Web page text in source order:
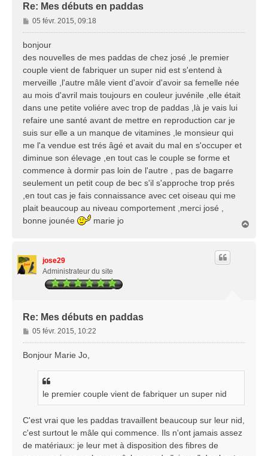
Re: Mes débuts en paddas
M
e
a
g
e
05 févr. 2015, 09:18
bonjour
des nouvelles de mes paddas de chez josé ,le premier
couple vient de fabriquer un super nid est s'entend à
merveille ,l'autre mâle vient d'avoir d'avoir sa femelle née
au mois d'avril mais toujours en couleur juvénile ,elle était
dans une petite voliére avec trop de paddas ,là je vais lui
refaire une santé avant de mettre en reproduction car je
suis sur elle a un manque de vitamines ,le monsieur qui
me l'a vendue est trés âgé et avait du mal en s'occuper et
diminue son élevage ,en tout cas le couple se forme et
commence à dormir pas loin de l'autre , pas de bagarre
seulement un petit coup de bec s'il s'approche trop prés
,en tout cas je fais connaissance avec cet oiseau qui me
plait beaucoup au niveau comportement ,merci josé ,
bonne jounée
marie jo
jose29
Administrateur du site
Re: Mes débuts en paddas
M
e
s
05 févr. 2015, 10:22
Bonjour Marie Jo,
le premier couple vient de fabriquer un super nid
C'est vrai que les paddas travaillent beaucoup sur leur nid,
c'est surtout le mâle qui commence. Ils n'ont jamais assez
de matériaux: je leur met à disposition des fibres de